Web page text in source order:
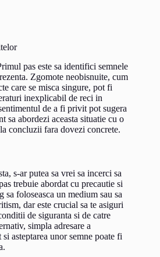
pas este sa identifici semnele
Zgomote neobisnuite, cum
care se misca singure, pot fi
inexplicabil de reci in
de a fi privit pot sugera
sa abordezi aceasta situatie cu o
concluzii fara dovezi concrete.
s-ar putea sa vrei sa incerci sa
trebuie abordat cu precautie si
sa foloseasca un medium sau sa
dar este crucial sa te asiguri
de siguranta si de catre
simpla adresare a
asteptarea unor semne poate fi